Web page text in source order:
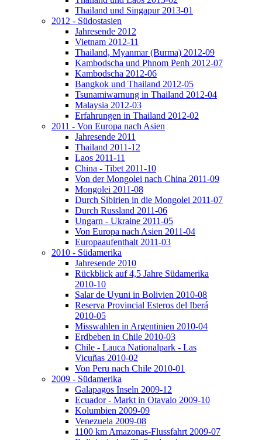
Thailand und Singapur 2013-01
2012 - Südostasien
Jahresende 2012
Vietnam 2012-11
Thailand, Myanmar (Burma) 2012-09
Kambodscha und Phnom Penh 2012-07
Kambodscha 2012-06
Bangkok und Thailand 2012-05
Tsunamiwarnung in Thailand 2012-04
Malaysia 2012-03
Erfahrungen in Thailand 2012-02
2011 - Von Europa nach Asien
Jahresende 2011
Thailand 2011-12
Laos 2011-11
China - Tibet 2011-10
Von der Mongolei nach China 2011-09
Mongolei 2011-08
Durch Sibirien in die Mongolei 2011-07
Durch Russland 2011-06
Ungarn - Ukraine 2011-05
Von Europa nach Asien 2011-04
Europaaufenthalt 2011-03
2010 - Südamerika
Jahresende 2010
Rückblick auf 4,5 Jahre Südamerika
2010-10
Salar de Uyuni in Bolivien 2010-08
Reserva Provincial Esteros del Iberá
2010-05
Misswahlen in Argentinien 2010-04
Erdbeben in Chile 2010-03
Chile - Lauca Nationalpark - Las
Vicuñas 2010-02
Von Peru nach Chile 2010-01
2009 - Südamerika
Galapagos Inseln 2009-12
Ecuador - Markt in Otavalo 2009-10
Kolumbien 2009-09
Venezuela 2009-08
1100 km Amazonas-Flussfahrt 2009-07